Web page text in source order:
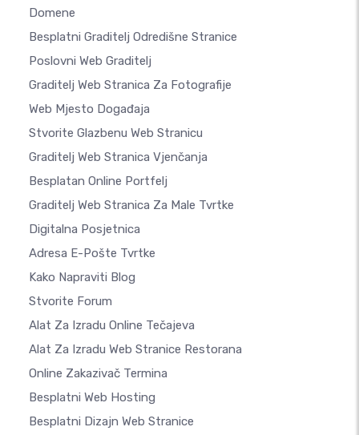
Domene
Besplatni Graditelj Odredišne Stranice
Poslovni Web Graditelj
Graditelj Web Stranica Za Fotografije
Web Mjesto Događaja
Stvorite Glazbenu Web Stranicu
Graditelj Web Stranica Vjenčanja
Besplatan Online Portfelj
Graditelj Web Stranica Za Male Tvrtke
Digitalna Posjetnica
Adresa E-Pošte Tvrtke
Kako Napraviti Blog
Stvorite Forum
Alat Za Izradu Online Tečajeva
Alat Za Izradu Web Stranice Restorana
Online Zakazivač Termina
Besplatni Web Hosting
Besplatni Dizajn Web Stranice